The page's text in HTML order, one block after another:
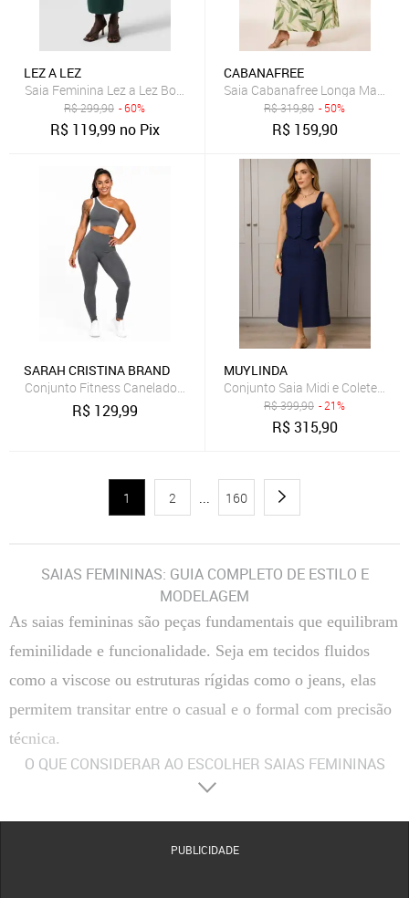
LEZ A LEZ
Saia Feminina Lez a Lez Boheme Verde
R$299,90 - 60%
R$ 119,99 no Pix
CABANAFREE
Saia Cabanafree Longa Malha
R$319,80 - 50%
R$ 159,90
SARAH CRISTINA BRAND
R$ 129,99
MUYLINDA
Conjunto Saia Midi e Colete
R$399,90 - 21%
R$315,90
1 2 ... 160
SAIAS FEMININAS: GUIA COMPLETO DE ESTILO E
MODELAGEM
As saias femininas são peças fundamentais que equilibram
feminilidade e funcionalidade. Seja em tecidos fluidos
como a viscose ou estruturas rígidas como o jeans, elas
permitem transitar entre o casual e o formal com precisão
técnica.
O QUE CONSIDERAR AO ESCOLHER SAIAS FEMININAS
A escolha entre fibras naturais, como algodão e viscose, ou
Tecidos com elastano proporcionam maior flexibilidade, enquanto o crepe oferece uma
PUBLICIDADE